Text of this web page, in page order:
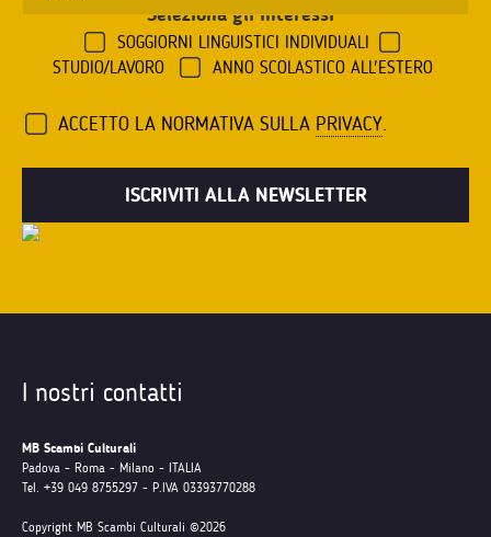
Seleziona gli interessi
SOGGIORNI LINGUISTICI INDIVIDUALI
STUDIO/LAVORO
ANNO SCOLASTICO ALL'ESTERO
ACCETTO LA NORMATIVA SULLA PRIVACY.
I nostri contatti
MB Scambi Culturali
Padova - Roma - Milano - ITALIA
Tel. +39 049 8755297 - P.IVA 03393770288
Copyright MB Scambi Culturali ©2026